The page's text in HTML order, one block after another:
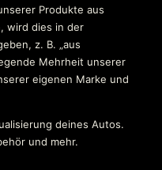
Produkte aus
wird dies in der
z. B. „aus
Mehrheit unserer
eigenen Marke und
deines Autos.
und mehr.